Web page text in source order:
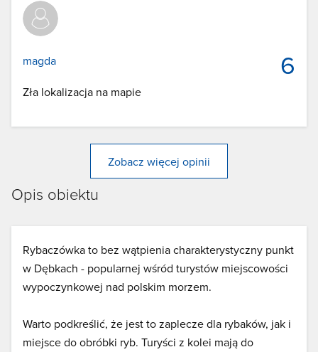
6
magda
Zła lokalizacja na mapie
Zobacz więcej opinii
Opis obiektu
Rybaczówka to bez wątpienia charakterystyczny punkt
w Dębkach - popularnej wśród turystów miejscowości
wypoczynkowej nad polskim morzem.
Warto podkreślić, że jest to zaplecze dla rybaków, jak i
miejsce do obróbki ryb. Turyści z kolei mają do